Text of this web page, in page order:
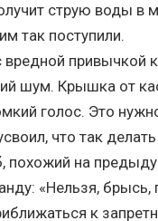
струю воды в
так поступили.
привычкой
шум. Крышка от
голос. Это
что так
похожий на
«Нельзя,
к